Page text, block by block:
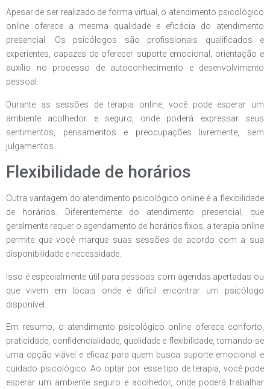
Apesar de ser realizado de forma virtual, o atendimento psicológico
online oferece a mesma qualidade e eficácia do atendimento
presencial. Os psicólogos são profissionais qualificados e
experientes, capazes de oferecer suporte emocional, orientação e
auxílio no processo de autoconhecimento e desenvolvimento
pessoal.
Durante as sessões de terapia online, você pode esperar um
ambiente acolhedor e seguro, onde poderá expressar seus
sentimentos, pensamentos e preocupações livremente, sem
julgamentos.
Flexibilidade de horários
Outra vantagem do atendimento psicológico online é a flexibilidade
de horários. Diferentemente do atendimento presencial, que
geralmente requer o agendamento de horários fixos, a terapia online
permite que você marque suas sessões de acordo com a sua
disponibilidade e necessidade.
Isso é especialmente útil para pessoas com agendas apertadas ou
que vivem em locais onde é difícil encontrar um psicólogo
disponível.
Em resumo, o atendimento psicológico online oferece conforto,
praticidade, confidencialidade, qualidade e flexibilidade, tornando-se
uma opção viável e eficaz para quem busca suporte emocional e
cuidado psicológico. Ao optar por esse tipo de terapia, você pode
esperar um ambiente seguro e acolhedor, onde poderá trabalhar